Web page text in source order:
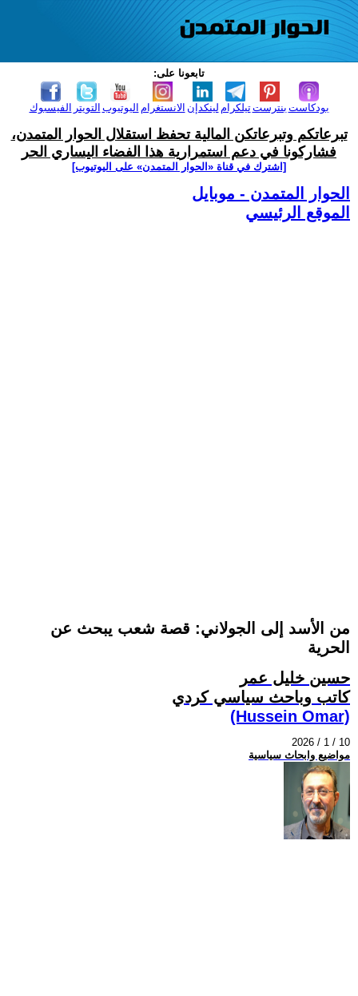
تابعونا على:
الفيسبوك التويتر اليوتيوب الانستغرام لينكدإن تيلكرامبنترست بودكاست
تبرعاتكم وتبرعاتكن المالية تحفظ استقلال الحوار المتمدن،
فشاركونا في دعم استمرارية هذا الفضاء اليساري الحر
[اشترك في قناة ‫«الحوار المتمدن» على اليوتيوب]
الحوار المتمدن - موبايل
الموقع الرئيسي
من الأسد إلى الجولاني: قصة شعب يبحث عن
الحرية
حسين خليل عمر
كاتب وباحث سياسي كردي
(Hussein Omar)
2026 / 1 / 10
مواضيع وابحاث سياسية